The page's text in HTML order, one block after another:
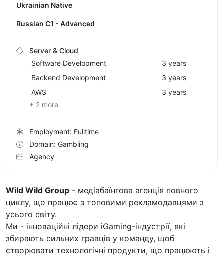
Wild Wild Group - медіабаїнгова агенція повного
циклу, що працює з топовими рекламодавцями з
усього світу.
Ми - інноваційні лідери iGaming-індустрії, які
збирають сильних гравців у команду, щоб
створювати технологічні продукти, що працюють і
Ukrainian Native
Russian C1 - Advanced
Server & Cloud
Software Development
3 years
Backend Development
3 years
AWS
3 years
+ 2 more
Employment: Fulltime
Domain: Gambling
Agency